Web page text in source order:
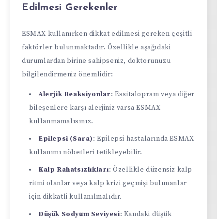
Edilmesi Gerekenler
ESMAX kullanırken dikkat edilmesi gereken çeşitli
faktörler bulunmaktadır. Özellikle aşağıdaki
durumlardan birine sahipseniz, doktorunuzu
bilgilendirmeniz önemlidir:
Alerjik Reaksiyonlar: Essitalopram veya diğer
bileşenlere karşı alerjiniz varsa ESMAX
kullanmamalısınız.
Epilepsi (Sara): Epilepsi hastalarında ESMAX
kullanımı nöbetleri tetikleyebilir.
Kalp Rahatsızlıkları: Özellikle düzensiz kalp
ritmi olanlar veya kalp krizi geçmişi bulunanlar
için dikkatli kullanılmalıdır.
Düşük Sodyum Seviyesi: Kandaki düşük